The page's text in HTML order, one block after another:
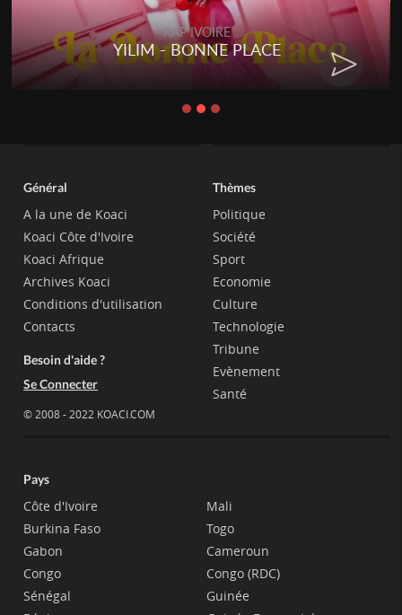
RAP IVOIRE
YILIM - BONNE PLACE
Général
A la une de Koaci
Koaci Côte d'Ivoire
Koaci Afrique
Archives Koaci
Conditions d'utilisation
Contacts
Besoin d'aide ?
Se Connecter
© 2008 - 2022 KOACI.COM
Thèmes
Politique
Société
Sport
Economie
Culture
Technologie
Tribune
Evènement
Santé
Pays
Côte d'Ivoire
Burkina Faso
Gabon
Congo
Sénégal
Mali
Togo
Cameroun
Congo (RDC)
Guinée